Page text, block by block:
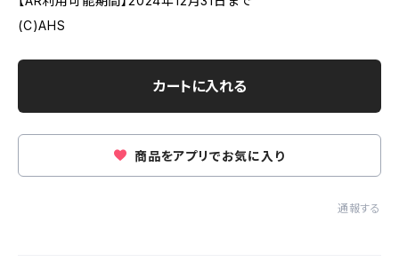
(C)AHS
カートに入れる
商品をアプリでお気に入り
通報する